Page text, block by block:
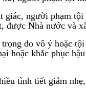
người phạm
được Nhà nước và
do vô ý hoặc
hoặc khắc phục
tình tiết giảm